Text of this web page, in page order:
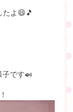
たよ😄🎵
です🍛